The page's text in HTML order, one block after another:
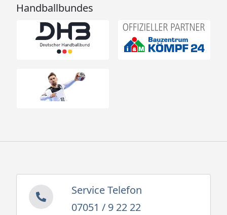
Handballbundes
Service Telefon
07051 / 9 22 22